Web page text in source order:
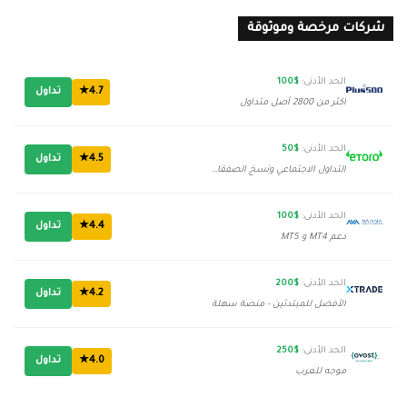
شركات مرخصة وموثوقة
الحد الأدنى: $100
أكثر من 2800 أصل متداول
4.7★ تداول
الحد الأدنى: $50
التداول الاجتماعي ونسخ الصفقات
4.5★ تداول
الحد الأدنى: $100
دعم MT4 و MT5
4.4★ تداول
الحد الأدنى: $200
الأفضل للمبتدئين - منصة سهلة
4.2★ تداول
الحد الأدنى: $250
موجه للعرب
4.0★ تداول